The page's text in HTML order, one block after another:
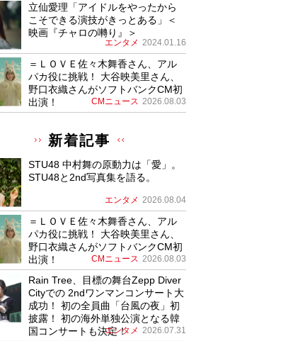
立仙愛理「アイドルをやったから
こそできる演技がきっとある」＜
映画『チャロの囀り』＞
エンタメ 2024.01.16
＝ＬＯＶＥ佐々木舞香さん、アル
パカ役に挑戦！ 大谷映美里さん、
野口衣織さんがソフトバンクCM初
出演！
CMニュース 2026.08.03
新着記事
STU48 中村舞の原動力は「愛」。
STU48と2nd写真集を語る。
エンタメ 2026.08.04
＝ＬＯＶＥ佐々木舞香さん、アル
パカ役に挑戦！ 大谷映美里さん、
野口衣織さんがソフトバンクCM初
出演！
CMニュース 2026.08.03
Rain Tree、目標の舞台Zepp Diver
Cityでの 2ndワンマンコンサート大
成功！ 初の全員曲「台風の夜」初
披露！ 初の海外単独公演となる韓
国コンサートも決定！
エンタメ 2026.07.31